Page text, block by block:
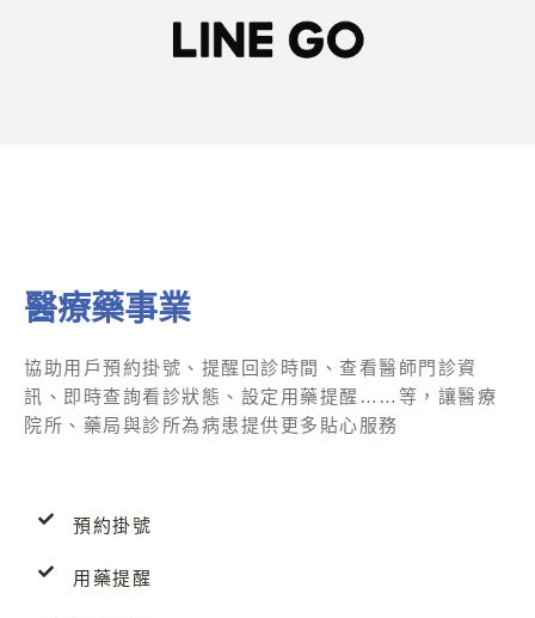
醫療藥事業
協助用戶預約掛號、提醒回診時間、查看醫師門診資
訊、即時查詢看診狀態、設定用藥提醒……等，讓醫療
院所、藥局與診所為病患提供更多貼心服務
預約掛號
用藥提醒